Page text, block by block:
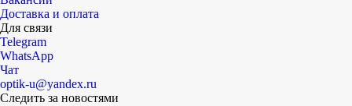
Доставка и оплата
Для связи
Telegram
WhatsApp
Чат
optik-u@yandex.ru
Следить за новостями